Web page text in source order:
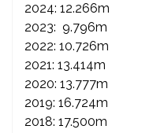
2024: 12.266m
2023: 9.796m
2022: 10.726m
2021: 13.414m
2020: 13.777m
2019: 16.724m
2018: 17.500m